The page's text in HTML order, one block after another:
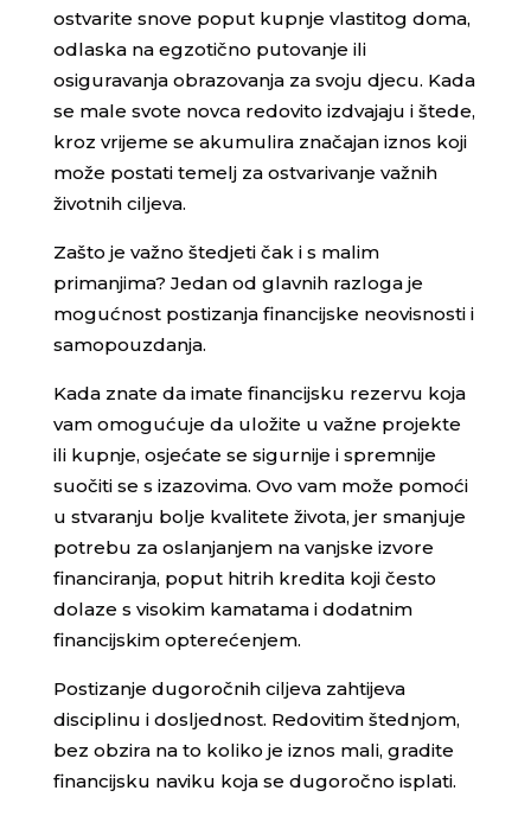
ostvarite snove poput kupnje vlastitog doma,
odlaska na egzotično putovanje ili
osiguravanja obrazovanja za svoju djecu. Kada
se male svote novca redovito izdvajaju i štede,
kroz vrijeme se akumulira značajan iznos koji
može postati temelj za ostvarivanje važnih
životnih ciljeva.
Zašto je važno štedjeti čak i s malim
primanjima? Jedan od glavnih razloga je
mogućnost postizanja financijske neovisnosti i
samopouzdanja.
Kada znate da imate financijsku rezervu koja
vam omogućuje da uložite u važne projekte
ili kupnje, osjećate se sigurnije i spremnije
suočiti se s izazovima. Ovo vam može pomoći
u stvaranju bolje kvalitete života, jer smanjuje
potrebu za oslanjanjem na vanjske izvore
financiranja, poput hitrih kredita koji često
dolaze s visokim kamatama i dodatnim
financijskim opterećenjem.
Postizanje dugoročnih ciljeva zahtijeva
disciplinu i dosljednost. Redovitim štednjom,
bez obzira na to koliko je iznos mali, gradite
financijsku naviku koja se dugoročno isplati.